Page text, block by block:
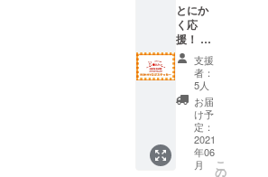
とにか
く応
援！ ◎
お礼の
メッ
セージ
◎ROM
MYオリ
ジナル
ステッ
カー２
枚をお
支援
者：
5人
お届
け予
定：
2021
年06
月
こ
の